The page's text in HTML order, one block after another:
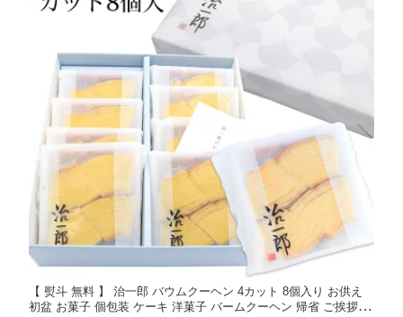
【 熨斗 無料 】 治一郎 バウムクーヘン 4カット 8個入り お供え
初盆 お菓子 個包装 ケーキ 洋菓子 バームクーヘン 帰省 ご挨拶 ギ